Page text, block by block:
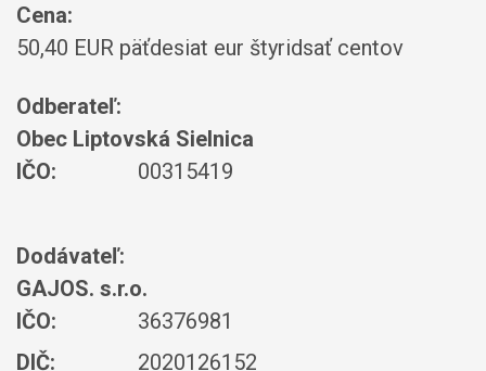
Cena:
50,40 EUR päťdesiat eur štyridsať centov
Odberateľ:
Obec Liptovská Sielnica
IČO:
00315419
Dodávateľ:
GAJOS. s.r.o.
IČO:
36376981
DIČ:
2020126152